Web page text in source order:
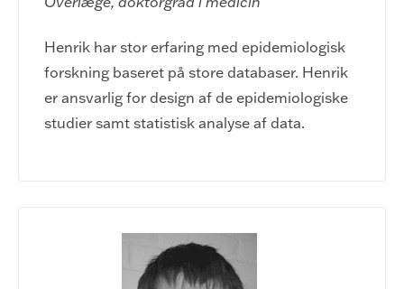
Henrik har stor erfaring med epidemiologisk
forskning baseret på store databaser. Henrik
er ansvarlig for design af de epidemiologiske
studier samt statistisk analyse af data.